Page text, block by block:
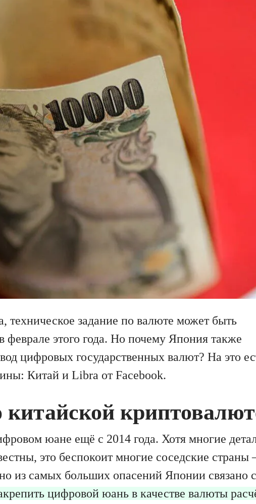
техническое задание по валюте может быть
феврале этого года. Но почему Япония также
цифровых государственных валют? На это
Китай и Libra от Facebook.
юане ещё с 2014 года. Хотя многие
это беспокоит многие соседские
из самых больших опасений Японии связано
цифровой юань в качестве валюты